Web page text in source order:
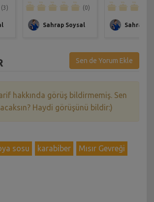
(3) (0)
Sahrap Soysal Sahrap
Sen de Yorum Ekle
hakkında görüş bildirmemiş. Sen
Haydi görüşünü bildir:)
sosu karabiber
Mısır Gevreği